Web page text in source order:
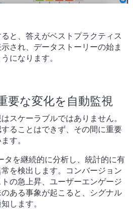
と、答えがベストプラクティス
され、データストーリーの始ま
になります。
要な変化を自動監視
スケーラブルではありません。
ることはできず、その間に重要
す。
タを継続的に分析し、統計的に有
を検出します。コンバージョン
の急上昇、ユーザーエンゲージ
ある事象が起こると、シグナル
します。